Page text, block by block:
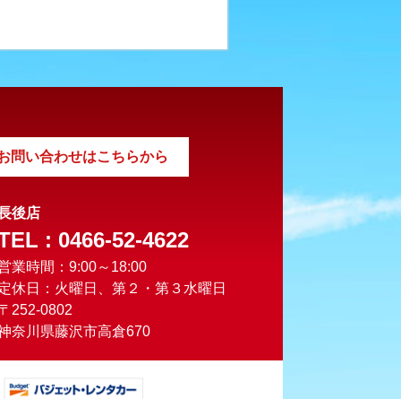
問い合わせはこちらから
後店
: 0466-52-4622
業時間：9:00～18:00
休日：火曜日、第２・第３水曜日
252-0802
奈川県藤沢市高倉670